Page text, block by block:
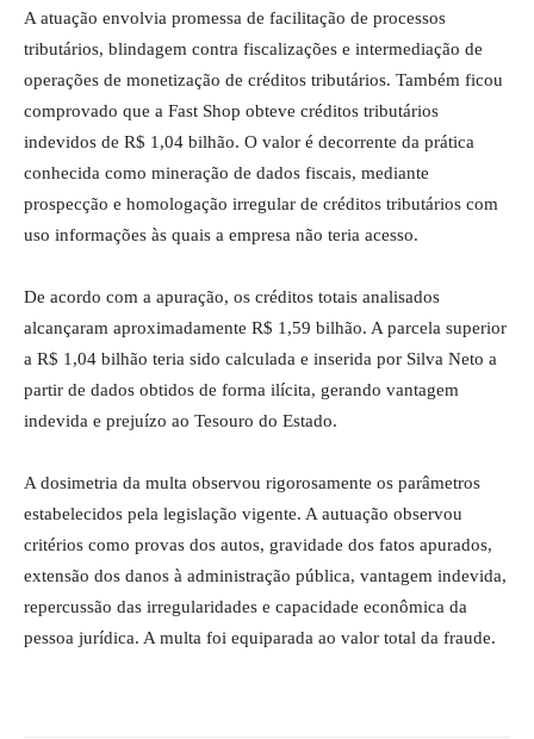
A atuação envolvia promessa de facilitação de processos
tributários, blindagem contra fiscalizações e intermediação de
operações de monetização de créditos tributários. Também ficou
comprovado que a Fast Shop obteve créditos tributários
indevidos de R$ 1,04 bilhão. O valor é decorrente da prática
conhecida como mineração de dados fiscais, mediante
prospecção e homologação irregular de créditos tributários com
uso informações às quais a empresa não teria acesso.
De acordo com a apuração, os créditos totais analisados
alcançaram aproximadamente R$ 1,59 bilhão. A parcela superior
a R$ 1,04 bilhão teria sido calculada e inserida por Silva Neto a
partir de dados obtidos de forma ilícita, gerando vantagem
indevida e prejuízo ao Tesouro do Estado.
A dosimetria da multa observou rigorosamente os parâmetros
estabelecidos pela legislação vigente. A autuação observou
critérios como provas dos autos, gravidade dos fatos apurados,
extensão dos danos à administração pública, vantagem indevida,
repercussão das irregularidades e capacidade econômica da
pessoa jurídica. A multa foi equiparada ao valor total da fraude.